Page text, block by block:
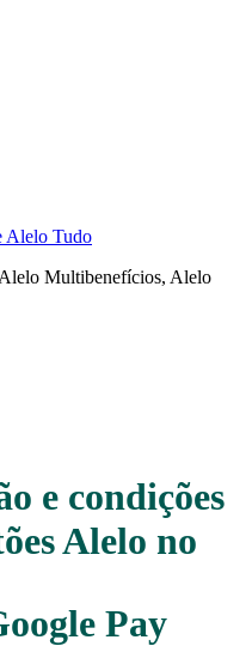
Alelo Tudo
Multibenefícios, Alelo
e condições
Alelo no
Pay